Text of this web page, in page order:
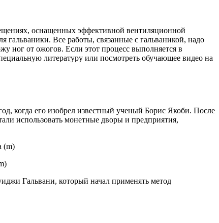
оснащенных эффективной вентиляционной
гальваники. Все работы, связанные с гальваникой, надо
ног от ожогов. Если этот процесс выполняется в
литературу или посмотреть обучающее видео на
когда его изобрел известный ученый Борис Якоби. После
использовать монетные дворы и предприятия,
Гальвани, который начал применять метод